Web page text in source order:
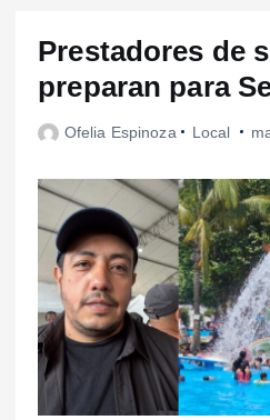
Prestadores de
preparan para
Ofelia Espinoza Local